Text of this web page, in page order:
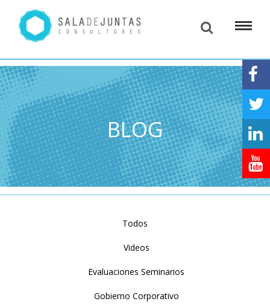
BLOG
Todos
Videos
Evaluaciones Seminarios
Gobierno Corporativo